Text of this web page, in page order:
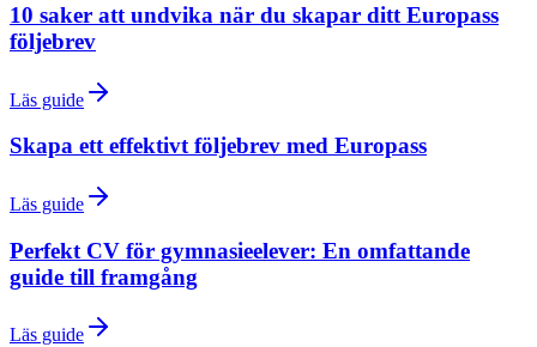
10 saker att undvika när du skapar ditt Europass
följebrev
Läs guide
Skapa ett effektivt följebrev med Europass
Läs guide
Perfekt CV för gymnasieelever: En omfattande
guide till framgång
Läs guide